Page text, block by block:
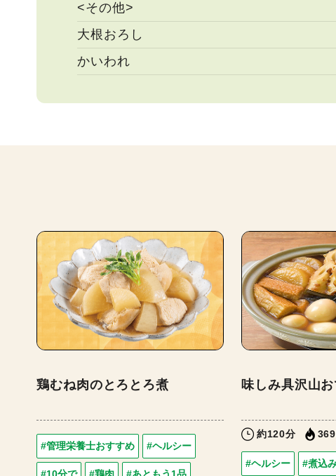
<その他>
大根おろし
かいわれ
鶏むね肉のとろとろ煮
#管理栄養士おすすめ #ヘルシー
味しみ具沢山
約120分
#ヘルシー #煮込